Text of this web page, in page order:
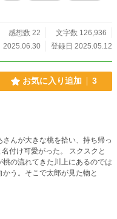
原田甲斐らの対立が噂され、不
となく彼を見守る。 しか
使命を貫こうとする。 やが
幕府をも巻き込む刃傷沙汰へと
を守り抜くことができるのか。
感想数 22
文字数 126,936
2025.06.30
登録日 2025.05.12
お気に入り追加 3
んが大きな桃を拾い、持ち帰っ
付け可愛がった。 スクスクと
の流れてきた川上にあるのでは
う。そこで太郎が見た物と